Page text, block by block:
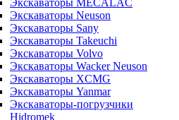
Экскаваторы MECALAC
Экскаваторы Neuson
Экскаваторы Sany
Экскаваторы Takeuchi
Экскаваторы Volvo
Экскаваторы Wacker Neuson
Экскаваторы XCMG
Экскаваторы Yanmar
Экскаваторы-погрузчики
Hidromek